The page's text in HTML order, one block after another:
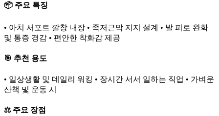
📦 주요 특징
• 아치 서포트 깔창 내장 • 족저근막 지지 설계 • 발 피로 완화
및 통증 경감 • 편안한 착화감 제공
🎯 추천 용도
• 일상생활 및 데일리 워킹 • 장시간 서서 일하는 직업 • 가벼운
산책 및 운동 시
⚖️ 주요 장점